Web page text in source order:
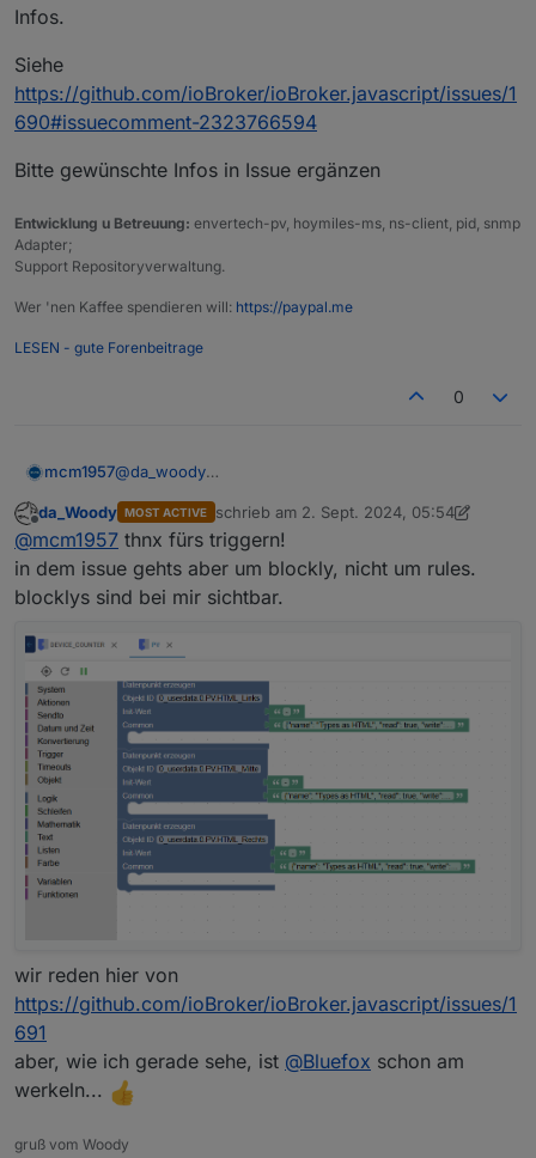
Infos.
Siehe
https://github.com/ioBroker/ioBroker.javascript/issues/1
690#issuecomment-2323766594
Bitte gewünschte Infos in Issue ergänzen
Entwicklung u Betreuung: envertech-pv, hoymiles-ms, ns-client, pid, snmp
Adapter;
Support Repositoryverwaltung.
Wer 'nen Kaffee spendieren will: https://paypal.me
LESEN - gute Forenbeitrage
0
mcm1957@da_woody
mehr Infos.
Siehe
https://github.com/ioBroker/ioBroker.javascript/issue
s/1690#issuecomment-2323766594
Bitte gewünschte Infos in Issue ergänzen
Offline
da_Woody MOST ACTIVE schrieb am 2. Sept. 2024, 05:54
zuletzt editiert von da_Woody9. Feb.
@mcm1957 thnx fürs triggern!
in dem issue gehts aber um blockly, nicht um rules.
blocklys sind bei mir sichtbar.
wir reden hier von
https://github.com/ioBroker/ioBroker.javascript/issues/1
691
aber, wie ich gerade sehe, ist @Bluefox schon am
werkeln...
gruß vom Woody